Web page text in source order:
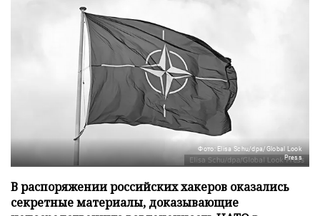
Фото: Elisa Schu/dpa/Global Look
Press
В распоряжении российских хакеров оказались
секретные материалы, доказывающие